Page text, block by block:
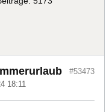
18:11
#53473